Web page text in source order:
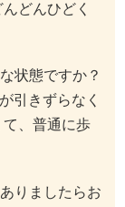
どんひどく
状態ですか？
引きずらなく
、普通に歩
りましたらお